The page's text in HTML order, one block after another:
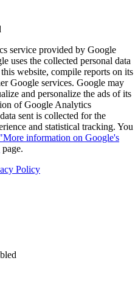
service provided by Google
uses the collected personal data
website, compile reports on its
Google services. Google may
and personalize the ads of its
of Google Analytics
sent is collected for the
and statistical tracking. You
"More information on Google's
page.
Policy